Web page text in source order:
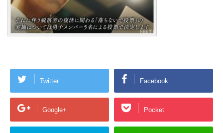
Twitter Facebook
Google+ Pocket